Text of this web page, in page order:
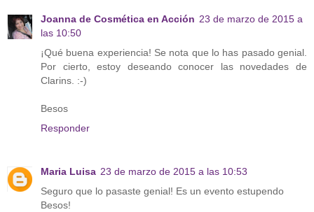
Joanna de Cosmética en Acción 23 de marzo de 2015 a
las 10:50
¡Qué buena experiencia! Se nota que lo has pasado genial.
Por cierto, estoy deseando conocer las novedades de
Clarins. :-)
Besos
Responder
Maria Luisa 23 de marzo de 2015 a las 10:53
Seguro que lo pasaste genial! Es un evento estupendo
Besos!